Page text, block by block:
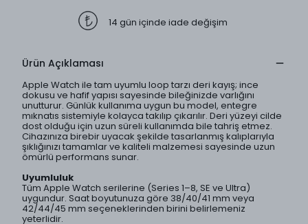
14 gün içinde iade değişim
Ürün Açıklaması
Apple Watch ile tam uyumlu loop tarzı deri kayış; ince
dokusu ve hafif yapısı sayesinde bileğinizde varlığını
unutturur. Günlük kullanıma uygun bu model, entegre
mıknatıs sistemiyle kolayca takılıp çıkarılır. Deri yüzeyi cilde
dost olduğu için uzun süreli kullanımda bile tahriş etmez.
Cihazınıza birebir uyacak şekilde tasarlanmış kalıplarıyla
şıklığınızı tamamlar ve kaliteli malzemesi sayesinde uzun
ömürlü performans sunar.
Uyumluluk
Tüm Apple Watch serilerine (Series 1–8, SE ve Ultra)
uygundur. Saat boyutunuza göre 38/40/41 mm veya
42/44/45 mm seçeneklerinden birini belirlemeniz
yeterlidir.